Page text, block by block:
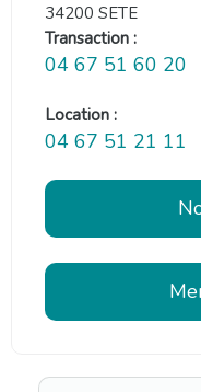
34200 SETE
Transaction :
04 67 51 60 20
Location :
04 67 51 21 11